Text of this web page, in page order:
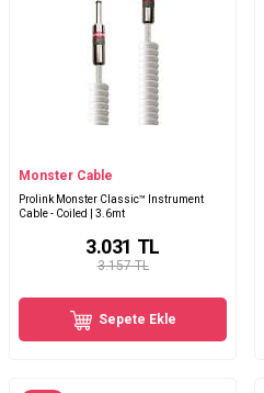
Monster Cable
Prolink Monster Classic™ Instrument
Cable - Coiled | 3.6mt
3.157 TL
3.031 TL
Sepete Ekle